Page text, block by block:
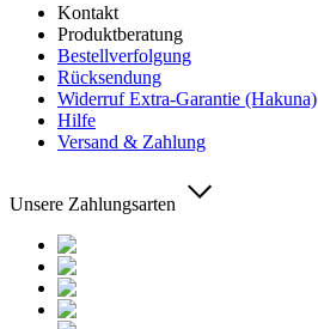
Kontakt
Produktberatung
Bestellverfolgung
Rücksendung
Widerruf Extra-Garantie (Hakuna)
Hilfe
Versand & Zahlung
Unsere Zahlungsarten